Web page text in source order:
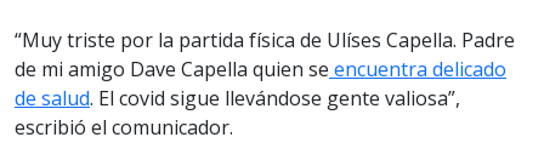
“Muy triste por la partida física de Ulíses Capella. Padre
de mi amigo Dave Capella quien se encuentra delicado
de salud. El covid sigue llevándose gente valiosa”,
escribió el comunicador.